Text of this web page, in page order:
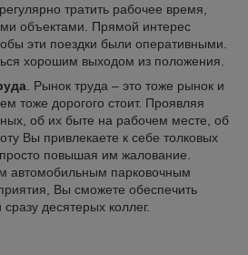
тратить рабочее время,
объектами. Прямой интерес
эти поездки были оперативными.
хорошим выходом из положения.
. Рынок труда – это тоже рынок и
тоже дорогого стоит. Проявляя
об их быте на рабочем месте, об
Вы привлекаете к себе толковых
повышая им жалование.
автомобильным парковочным
Вы сможете обеспечить
десятерых коллег.